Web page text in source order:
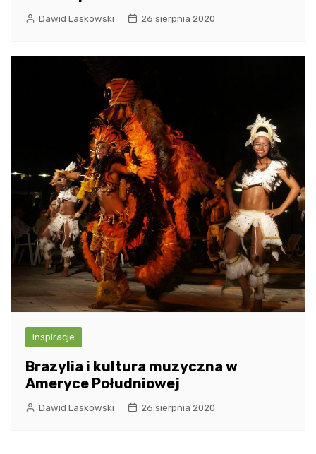
Dawid Laskowski 26 sierpnia 2020
Inspiracje
Brazylia i kultura muzyczna w
Ameryce Południowej
Dawid Laskowski 26 sierpnia 2020